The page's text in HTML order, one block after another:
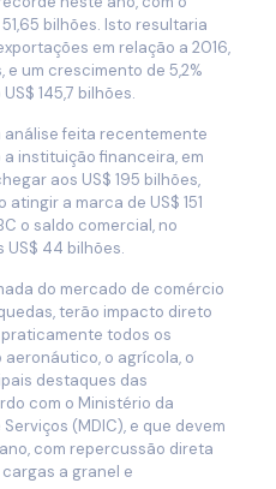
bilhões. Isto resultaria
em relação a 2016,
e um crescimento de 5,2%
145,7 bilhões.
análise feita recentemente
instituição financeira, em
aos US$ 195 bilhões,
a marca de US$ 151
o saldo comercial, no
US$ 44 bilhões.
do mercado de comércio
terão impacto direto
todos os
o agrícola, o
destaques das
com o Ministério da
(MDIC), e que devem
com repercussão direta
a granel e